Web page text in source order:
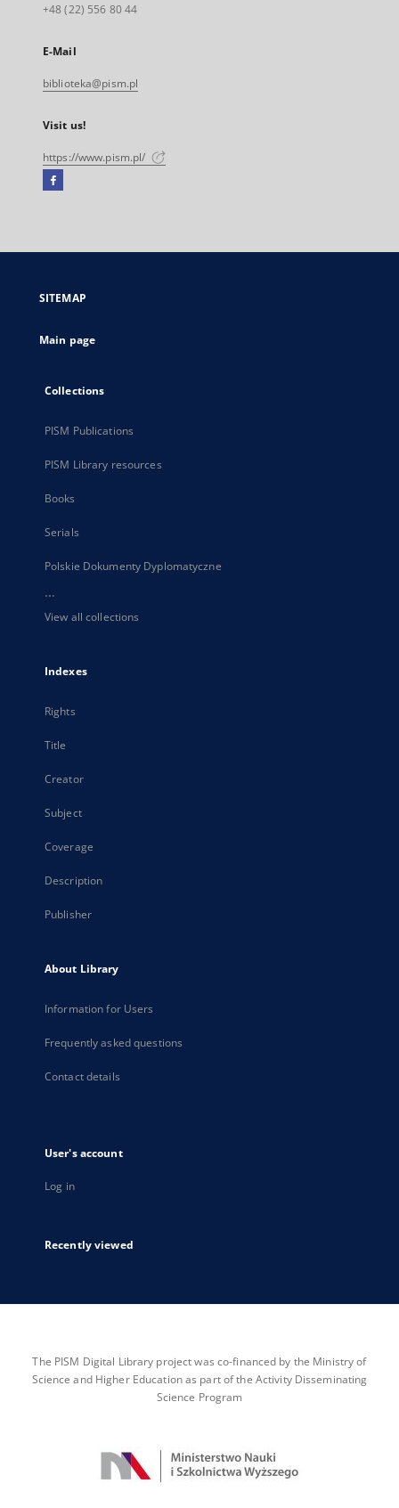
+48 (22) 556 80 44
E-Mail
biblioteka@pism.pl
Visit us!
https://www.pism.pl/
Facebook
open
new
SITEMAP
Main page
Collections
PISM Publications
PISM Library resources
Books
Serials
Polskie Dokumenty Dyplomatyczne
...
View all collections
Indexes
Rights
Title
Creator
Subject
Coverage
Description
Publisher
About Library
Information for Users
Frequently asked questions
Contact details
User's account
Log in
Recently viewed
The PISM Digital Library project was co-financed by the Ministry of
Science and Higher Education as part of the Activity Disseminating
Science Program